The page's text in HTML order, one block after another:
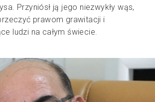
Przyniósł ją jego niezwykły wąs,
prawom grawitacji i
ludzi na całym świecie.